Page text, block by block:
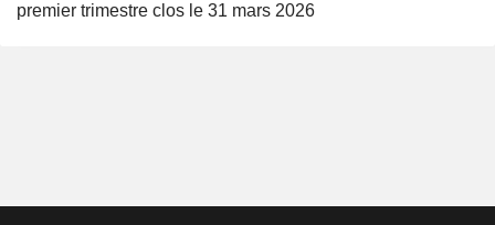
premier trimestre clos le 31 mars 2026